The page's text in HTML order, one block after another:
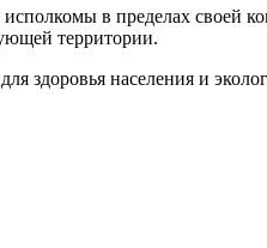
в пределах своей
территории.
здоровья населения и